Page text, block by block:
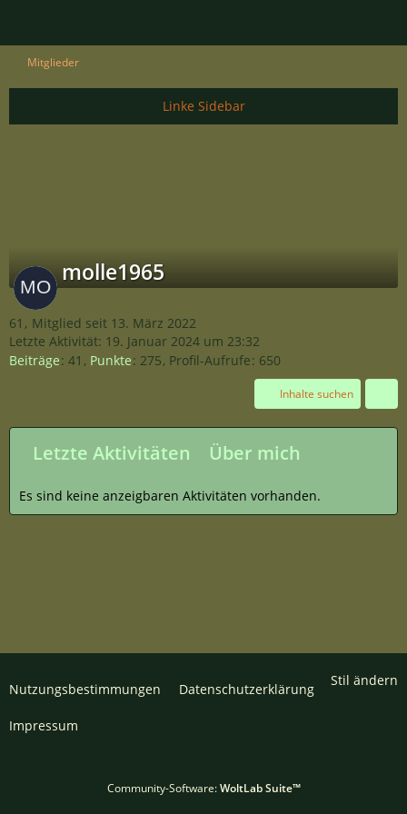
Mitglieder
molle1965
61
Mitglied seit 13. März 2022
Letzte Aktivität: 19. Januar 2024 um 23:32
Beiträge 41 Punkte 275 Profil-Aufrufe 650
Inhalte suchen
Letzte Aktivitäten Über mich
Es sind keine anzeigbaren Aktivitäten vorhanden.
Stil ändern
Nutzungsbestimmungen Datenschutzerklärung
Impressum
Community-Software:WoltLab Suite™